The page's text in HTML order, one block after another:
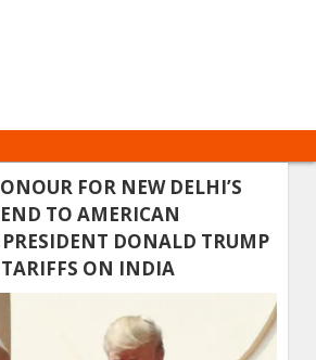
FOR NEW DELHI’S
TO AMERICAN
DONALD TRUMP
ON INDIA